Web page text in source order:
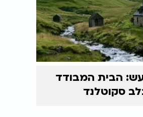
הבית המבודד
סקוטלנד